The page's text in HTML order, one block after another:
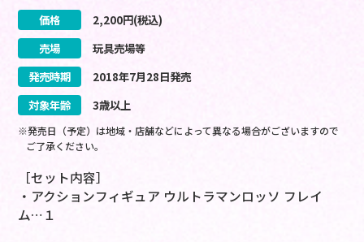
価格 2,200円(税込)
売場
玩具売場等
発売時期
2018年7月28日発売
対象年齢
3歳以上
※発売日（予定）は地域・店舗などによって異なる場合がございますので
ご了承ください。
［セット内容］
・アクションフィギュア ウルトラマンロッソ フレイ
ム…１